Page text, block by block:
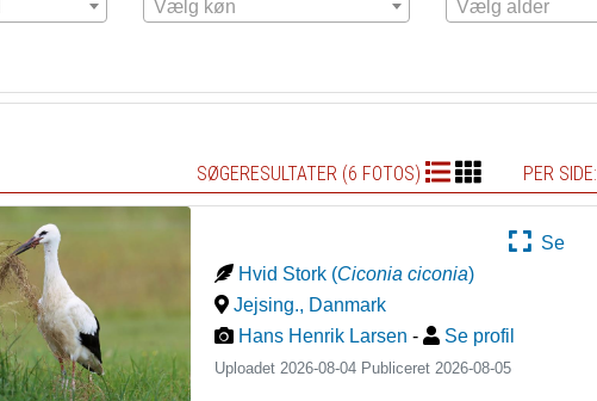
Vælg køn
Vælg alder
SØGERESULTATER (6 FOTOS) PER SIDE:
Se
Hvid Stork (Ciconia ciconia)
Jejsing., Danmark
Hans Henrik Larsen - Se profil
Uploadet 2026-08-04 Publiceret2026-08-05